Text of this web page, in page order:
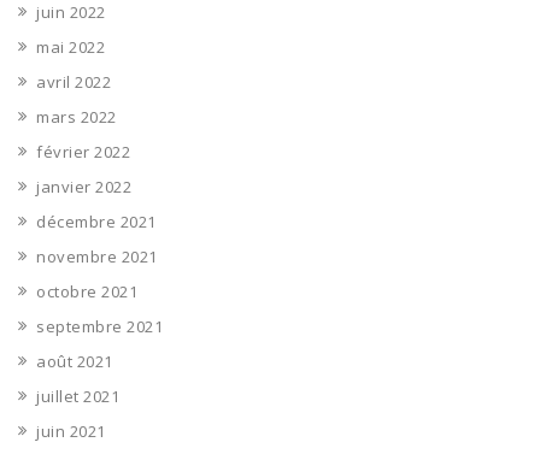
juin 2022
mai 2022
avril 2022
mars 2022
février 2022
janvier 2022
décembre 2021
novembre 2021
octobre 2021
septembre 2021
août 2021
juillet 2021
juin 2021